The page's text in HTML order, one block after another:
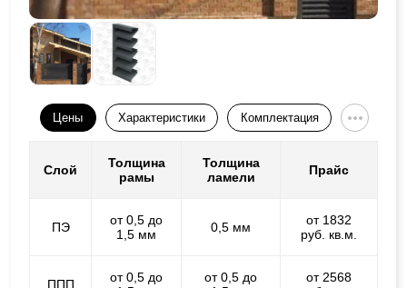
Цены Характеристики Комплектация
Слой
Толщина
рамы
Толщина
ламели
Прайс
ПЭ
от 0,5 до
1,5 мм
0,5 мм
от 1832
руб. кв.м.
ППП
от 0,5 до
от 0,5 до
от 2568